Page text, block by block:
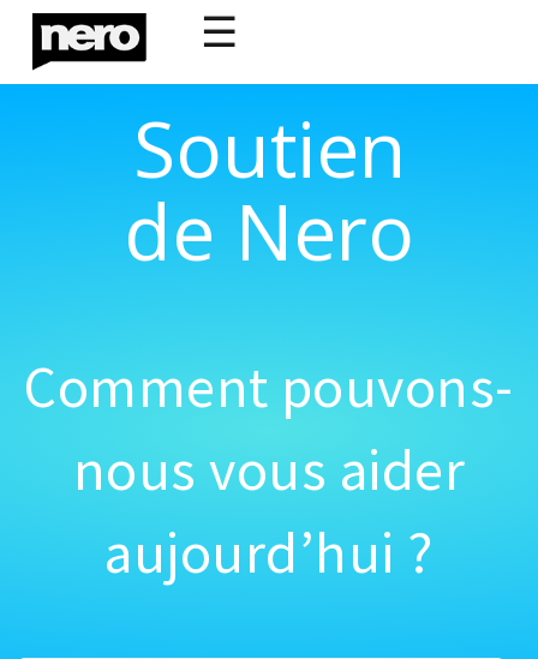
☰
Soutien
de Nero
Comment pouvons-
nous vous aider
aujourd’hui ?